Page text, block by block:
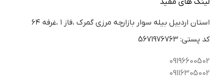
لینک های مفید
استان اردبيل بيله سوار بازارچه مرزي گمرك ،فاز ١ ،غرفه ٦٤
كد پستي: 5671976763
09196600502
09116305002